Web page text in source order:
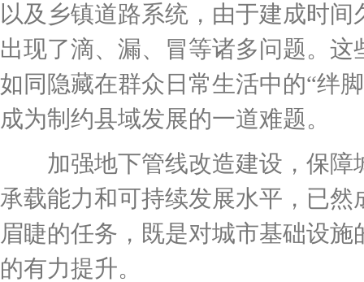
以及乡镇道路系统，由于建成时
出现了滴、漏、冒等诸多问题。
如同隐藏在群众日常生活中的“绊
成为制约县域发展的一道难题。
加强地下管线改造建设，保障
承载能力和可持续发展水平，已
眉睫的任务，既是对城市基础设
的有力提升。